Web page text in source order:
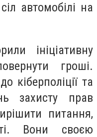
автомобілі на
ініціативну
гроші.
кіберполіції та
захисту прав
питання,
Вони своєю